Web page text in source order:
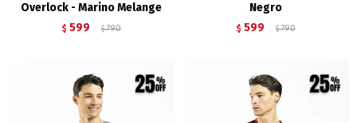
Overlock - Marino Melange
$ 599 $ 790
Negro
$ 599 $ 790